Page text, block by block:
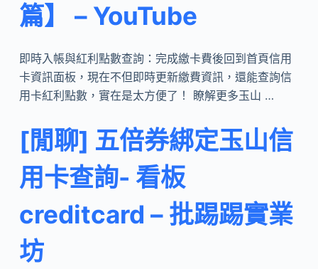
篇】 – YouTube
即時入帳與紅利點數查詢：完成繳卡費後回到首頁信用
卡資訊面板，現在不但即時更新繳費資訊，還能查詢信
用卡紅利點數，實在是太方便了！ 瞭解更多玉山 …
[閒聊] 五倍券綁定玉山信
用卡查詢- 看板
creditcard – 批踢踢實業
坊